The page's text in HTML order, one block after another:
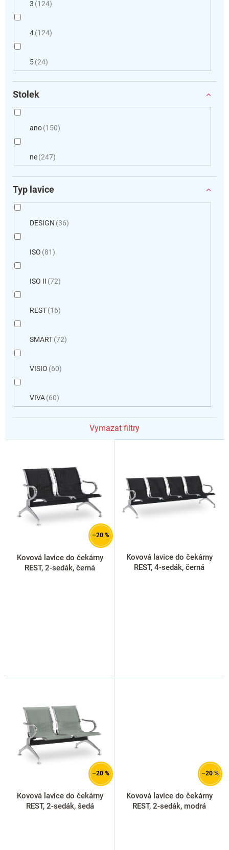
3 124
4 124
5 24
Stolek
ano 150
ne 247
Typ lavice
DESIGN 36
ISO 81
ISO II 72
REST 16
SMART 72
VISIO 60
VIVA 60
Vymazat filtry
V
–20 %
Kovová lavice do čekárny
REST, 2-sedák, černá
Kovová lavice do čekárny
REST, 4-sedák, černá
–20 %
Kovová lavice do čekárny
REST, 2-sedák, šedá
–20 %
Kovová lavice do čekárny
REST, 2-sedák, modrá